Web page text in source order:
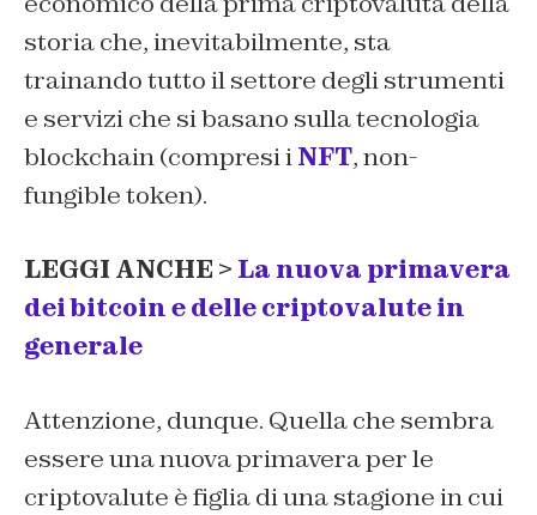
storia che, inevitabilmente, sta
trainando tutto il settore degli strumenti
e servizi che si basano sulla tecnologia
blockchain (compresi iNFT, non-
fungible token).
LEGGI ANCHE > La nuova primavera
dei bitcoin e delle criptovalute in
generale
Attenzione, dunque. Quella che sembra
essere una nuova primavera per le
criptovalute è figlia di una stagione in cui